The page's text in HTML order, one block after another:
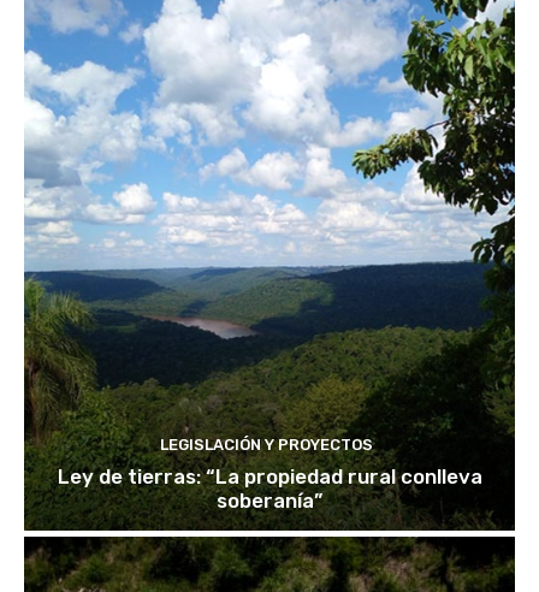
LEGISLACIÓN Y PROYECTOS
Ley de tierras: “La propiedad rural conlleva
soberanía”